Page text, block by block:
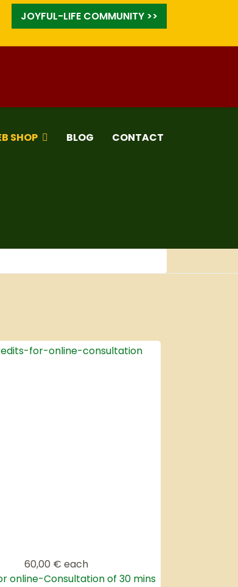
JOYFUL-LIFE COMMUNITY >>
SHOP BLOG CONTACT
60,00 € each
online-Consultation of 30 mins